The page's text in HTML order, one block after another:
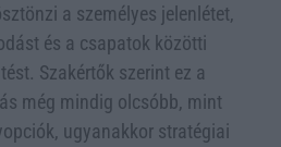
a személyes jelenlétet,
és a csapatok közötti
Szakértők szerint ez a
még mindig olcsóbb, mint
ugyanakkor stratégiai